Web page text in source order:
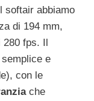
softair abbiamo
di 194 mm,
280 fps. Il
e
con le
che